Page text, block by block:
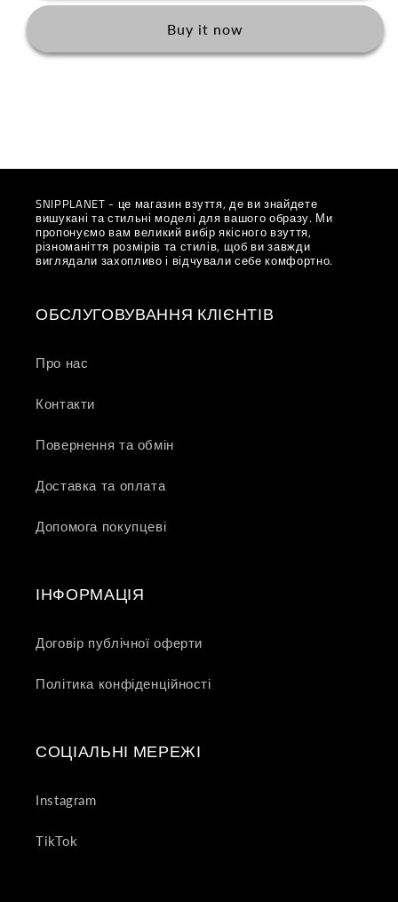
Buy it now
SNIPPLANET - це магазин взуття, де ви знайдете
вишукані та стильні моделі для вашого образу. Ми
пропонуємо вам великий вибір якісного взуття,
різноманіття розмірів та стилів, щоб ви завжди
виглядали захопливо і відчували себе комфортно.
ОБСЛУГОВУВАННЯ КЛІЄНТІВ
Про нас
Контакти
Повернення та обмін
Доставка та оплата
Допомога покупцеві
ІНФОРМАЦІЯ
Договір публічної оферти
Політика конфіденційності
СОЦІАЛЬНІ МЕРЕЖІ
Instagram
TikTok